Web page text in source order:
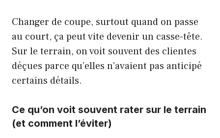
Changer de coupe, surtout quand on passe
au court, ça peut vite devenir un casse-tête.
Sur le terrain, on voit souvent des clientes
déçues parce qu’elles n’avaient pas anticipé
certains détails.
Ce qu’on voit souvent rater sur le terrain
(et comment l’éviter)